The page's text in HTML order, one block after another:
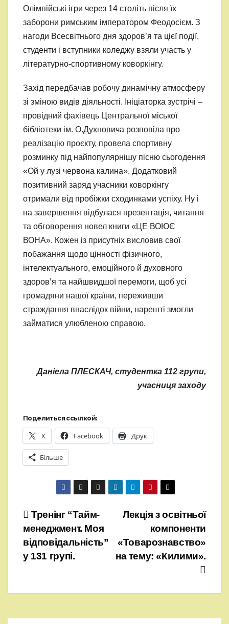
Олімпійські ігри через 14 століть після їх
заборони римським імператором Феодосієм. З
нагоди Всесвітнього дня здоров’я та цієї події,
студенти і вступники коледжу взяли участь у
літературно-спортивному коворкінгу.
Захід передбачав робочу динамічну атмосферу
зі зміною видів діяльності. Ініціаторка зустрічі –
провідний фахівець Центральної міської
бібліотеки ім. О.Духновича розповіла про
реалізацію проєкту, провела спортивну
розминку під найпопулярнішу пісню сьогодення
«Ой у лузі червона калина». Додатковий
позитивний заряд учасники коворкінгу
отримали від пробіжки сходинками успіху. Ну і
на завершення відбулася презентація, читання
та обговорення новел книги «ЦЕ ВОЮЄ
ВОНА». Кожен із присутніх висловив свої
побажання щодо цінності фізичного,
інтелектуального, емоційного й духовного
здоров’я та найшвидшої перемоги, щоб усі
громадяни нашої країни, переживши
страждання внаслідок війни, нарешті змогли
займатися улюбленою справою.
Даніела ПЛЕСКАЧ, студентка 112 групи,
учасниця заходу
Поделиться ссылкой:
X Facebook Друк
Більше
Навігація
записів
Лекція з освітньої
компоненти
«Товарознавство»
на тему: «Килими».
Тренінг “Тайм-
менеджмент. Моя
відповідальність”
у 131 групі.